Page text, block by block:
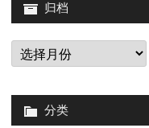
归档
归
档
分类